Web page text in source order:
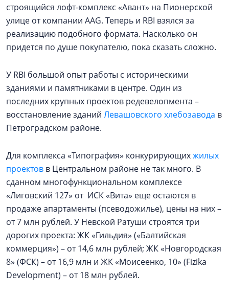
строящийся лофт-комплекс «Авант» на Пионерской
улице от компании AAG. Теперь и RBI взялся за
реализацию подобного формата. Насколько он
придется по душе покупателю, пока сказать сложно.
У RBI большой опыт работы с историческими
зданиями и памятниками в центре. Один из
последних крупных проектов редевелопмента –
восстановление зданий Левашовского хлебозавода в
Петроградском районе.
Для комплекса «Типография» конкурирующихжилых
проектов в Центральном районе не так много. В
сданном многофункциональном комплексе
«Лиговский 127» от ИСК «Вита» еще остаются в
продаже апартаменты (псеводожилье), цены на них –
от 7 млн рублей. У Невской Ратуши строятся три
дорогих проекта: ЖК «Гильдия» («Балтийская
коммерция») – от 14,6 млн рублей; ЖК «Новгородская
8» (ФСК) – от 16,9 млн и ЖК «Моисеенко, 10» (Fizika
Development) – от 18 млн рублей.